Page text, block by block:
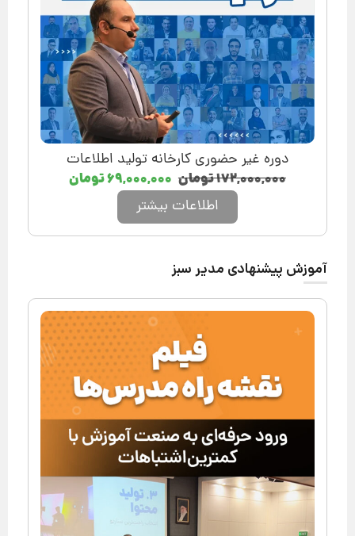
دوره غیر حضوری کارخانه تولید اطلاعات
۱۷۲,۰۰۰,۰۰۰تومان ۶۹,۰۰۰,۰۰۰تومان
اطلاعات بیشتر
آموزش پیشنهادی مدیر سبز